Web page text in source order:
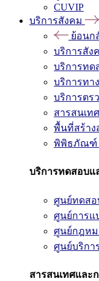
CUVIP
บริการสังคม
ย้อนก
บริการสัง
บริการทด
บริการทา
บริการตร
สารสนเท
พื้นที่สร้าง
พิพิธภัณฑ์
บริการทดสอบแ
ศูนย์ทดสอ
ศูนย์การแ
ศูนย์กฎหม
ศูนย์บริกา
สารสนเทศและ